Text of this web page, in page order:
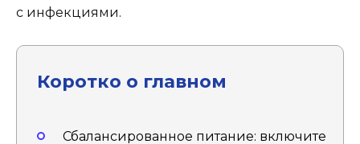
с инфекциями.
Коротко о главном
Сбалансированное питание: включите